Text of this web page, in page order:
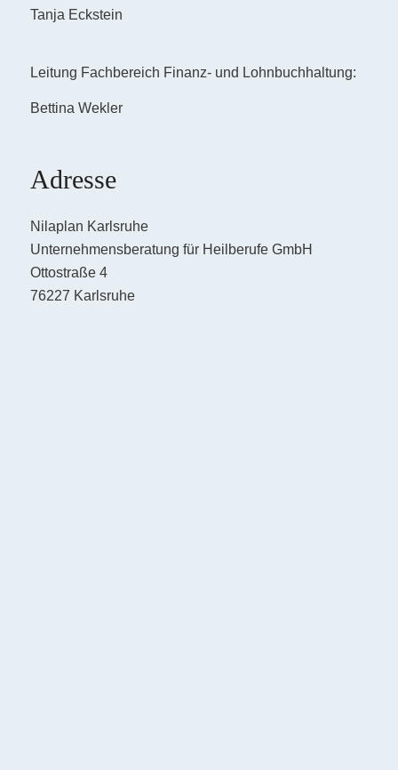
Tanja Eckstein
Leitung Fachbereich Finanz- und Lohnbuchhaltung:
Bettina Wekler
Adresse
Nilaplan Karlsruhe
Unternehmensberatung für Heilberufe GmbH
Ottostraße 4
76227 Karlsruhe